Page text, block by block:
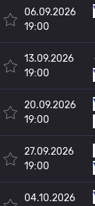
06.09.2026
19:00
13.09.2026
19:00
20.09.2026
19:00
27.09.2026
19:00
04.10.2026